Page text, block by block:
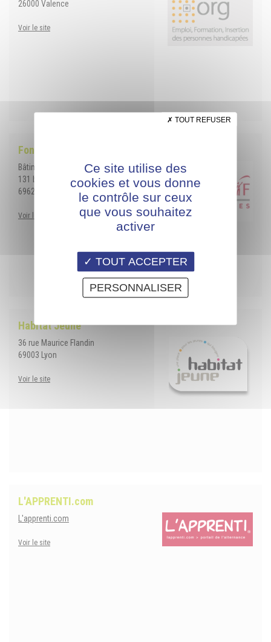
26000 Valence
Voir le site
Fongecif Rhône-Alpes
Bâtiment Le Premium
131 boulevard Stalingrad
69624 VILLEURBANNE Cedex
Voir le site
Habitat Jeune
36 rue Maurice Flandin
69003 Lyon
Voir le site
L'APPRENTI.com
L'apprenti.com
Voir le site
Ce site utilise des
cookies et vous donne
le contrôle sur ceux
que vous souhaitez
activer
TOUT ACCEPTER
TOUT REFUSER
PERSONNALISER